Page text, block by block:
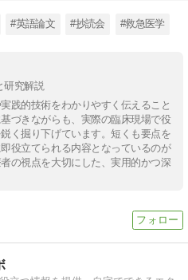
#英語論文 #抄読会 #救急医学
研究解説
践的技術をわかりやすく伝えること
づきながらも、実際の臨床現場で役
く掘り下げています。短くも要点を
役立てられる内容となっているのが
の視点を大切にした、実用的かつ深